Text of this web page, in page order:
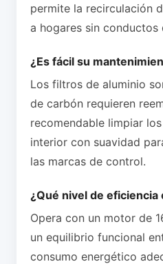
permite la recirculación
a hogares sin conductos
¿Es fácil su
Los filtros de aluminio
de carbón requieren
recomendable limpiar
interior con suavidad
las marcas de control.
¿Qué nivel de
Opera con un motor de
un equilibrio funcional
consumo energético